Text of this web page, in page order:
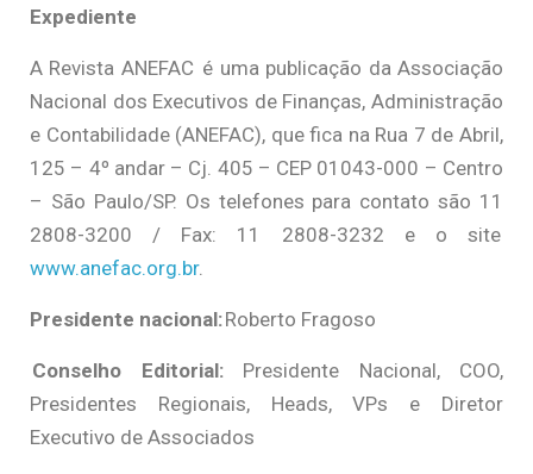
Expediente
A Revista ANEFAC é uma publicação da Associação
Nacional dos Executivos de Finanças, Administração
e Contabilidade (ANEFAC), que fica na Rua 7 de Abril,
125 – 4º andar – Cj. 405 – CEP 01043-000 – Centro
– São Paulo/SP. Os telefones para contato são 11
2808-3200 / Fax: 11 2808-3232 e o site
www.anefac.org.br.
Presidente nacional:Roberto Fragoso
Conselho Editorial:Presidente Nacional, COO,
Presidentes Regionais, Heads, VPs e Diretor
Executivo de Associados